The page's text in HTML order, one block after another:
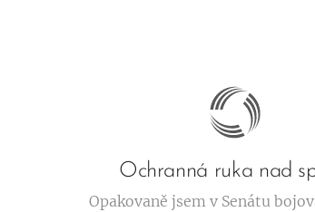
Ochranná ruka nad
Opakovaně jsem v Senátu